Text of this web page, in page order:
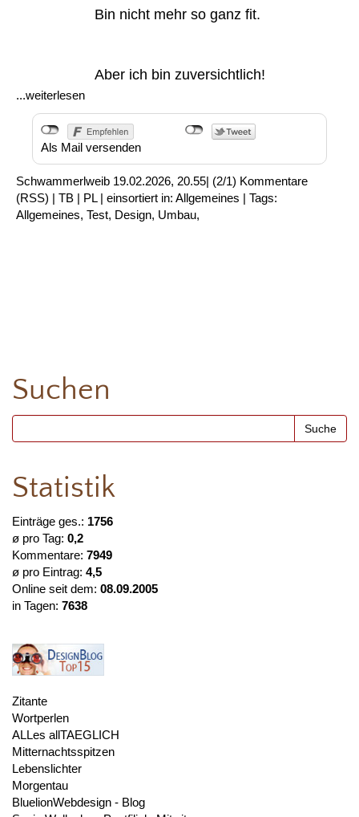
Bin nicht mehr so ganz fit.
Aber ich bin zuversichtlich!
...weiterlesen
Als Mail versenden
Schwammerlweib 19.02.2026, 20.55| (2/1) Kommentare
(RSS) | TB | PL| einsortiert in: Allgemeines | Tags:
Allgemeines, Test, Design, Umbau,
Suchen
Statistik
Einträge ges.: 1756
ø pro Tag: 0,2
Kommentare: 7949
ø pro Eintrag: 4,5
Online seit dem: 08.09.2005
in Tagen: 7638
Zitante
Wortperlen
ALLes allTAEGLICH
Mitternachtsspitzen
Lebenslichter
Morgentau
BluelionWebdesign - Blog